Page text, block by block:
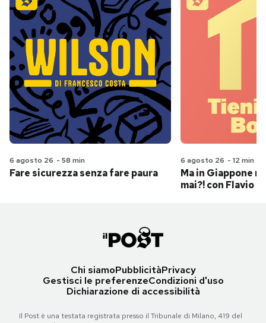
6 agosto 26 - 58 min
Fare sicurezza senza fare paura
6 agosto 26 - 12 min
Ma in Giappone
mai?! con Flavio
Chi siamoPubblicitàPrivacy
Gestisci le preferenzeCondizioni d'uso
Dichiarazione di accessibilità
Il Post è una testata registrata presso il Tribunale di Milano, 419 del